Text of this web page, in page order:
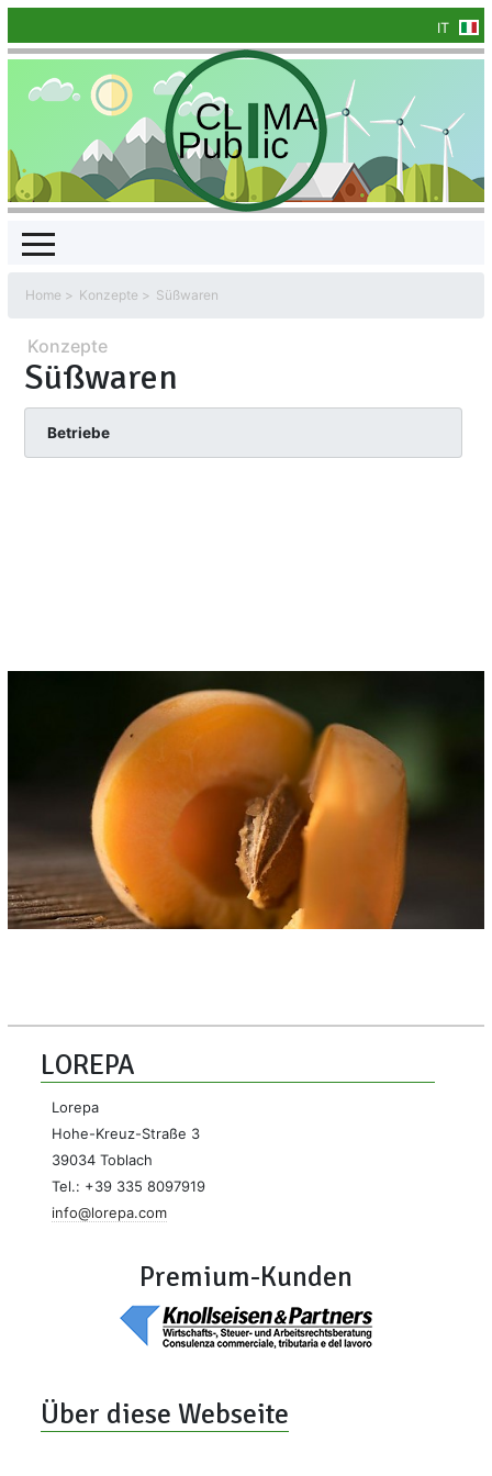
IT
Home Konzepte Süßwaren
Konzepte
Süßwaren
Betriebe
LOREPA
Lorepa
Hohe-Kreuz-Straße 3
39034 Toblach
Tel.: +39 335 8097919
info@lorepa.com
Premium-Kunden
Über diese Webseite